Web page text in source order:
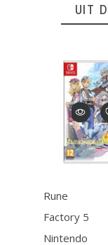
UIT
Rune
Factory 5
Nintendo